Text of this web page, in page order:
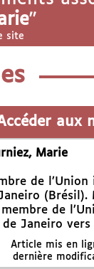
"
site
aux
Marie
de
(Brésil).
de
de Janeiro
Article mis en
dernière